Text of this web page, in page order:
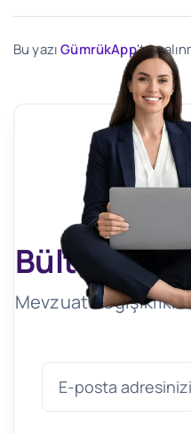
Bu yazıGümrükApp'ten
Mevzuat